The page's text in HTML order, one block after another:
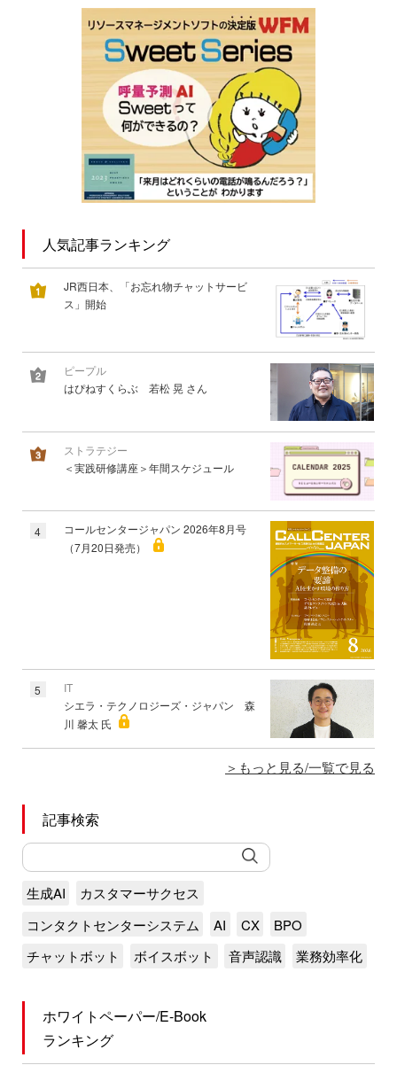
人気記事ランキング
JR西日本、「お忘れ物チャットサービ
ス」開始
ピープル
はぴねすくらぶ 若松 晃 さん
ストラテジー
＜実践研修講座＞年間スケジュール
4
コールセンタージャパン 2026年8月号
（7月20日発売）
5
IT
シエラ・テクノロジーズ・ジャパン 森
川 馨太 氏
もっと見る/一覧で見る
記事検索
生成AI
カスタマーサクセス
コンタクトセンターシステム
AI CX
BPO
チャットボット
ボイスボット 音声認識 業務効率化
ホワイトペーパー/E-Book
ランキング